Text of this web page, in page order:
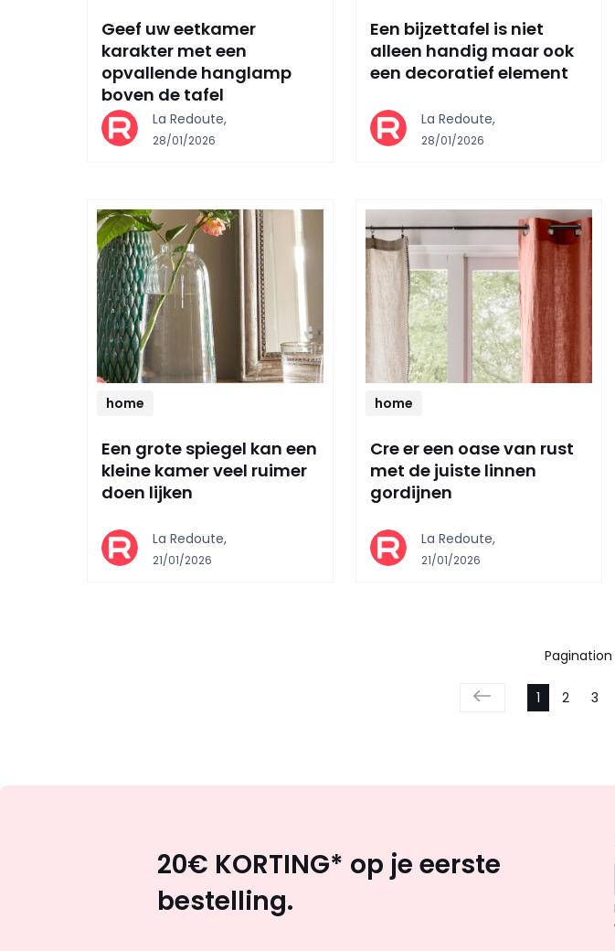
Geef uw eetkamer
karakter met een
opvallende hanglamp
boven de tafel
La Redoute,
28/01/2026
Een bijzettafel is niet
alleen handig maar ook
een decoratief element
La Redoute,
28/01/2026
home
Een grote spiegel kan een
kleine kamer veel ruimer
doen lijken
La Redoute,
21/01/2026
home
Cre er een oase van rust
met de juiste linnen
gordijnen
La Redoute,
21/01/2026
Pagination
1 2 3
20€ KORTING* op je eerste
bestelling.